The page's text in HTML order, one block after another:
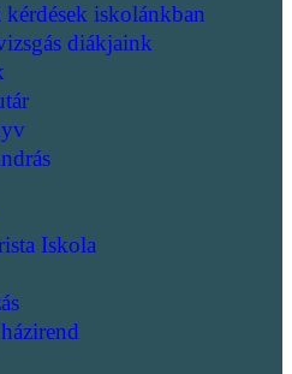
iskolánkban
diákjaink
Iskola